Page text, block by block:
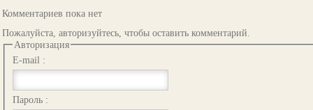
Комментариев пока нет
Пожалуйста, авторизуйтесь, чтобы оставить комментарий.
Авторизация
E-mail :
Пароль :